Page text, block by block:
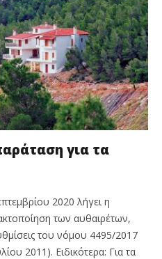
για τα
2020 λήγει η
των αυθαιρέτων,
του νόμου 4495/2017
2011). Ειδικότερα: Για τα